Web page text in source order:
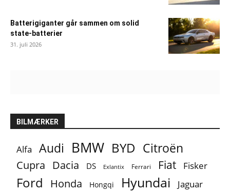
Batterigiganter går sammen om solid
state-batterier
31. juli 2026
BILMÆRKER
Alfa Audi BMW BYD Citroën
Cupra Dacia DS Exlantix Ferrari Fiat Fisker
Ford Honda Hongqi Hyundai Jaguar